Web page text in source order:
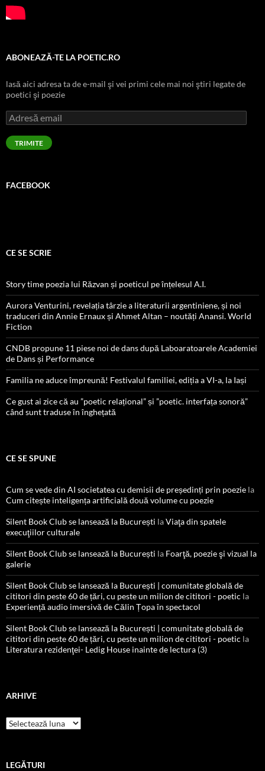
ABONEAZĂ-TE LA POETIC.RO
lasă aici adresa ta de e-mail şi vei primi cele mai noi ştiri legate de
poetici şi poezie
Adresă
email
TRIMITE
FACEBOOK
CE SE SCRIE
Story time poezia lui Răzvan și poeticul pe înțelesul A.I.
Aurora Venturini, revelația târzie a literaturii argentiniene, și noi
traduceri din Annie Ernaux și Ahmet Altan – noutăți Anansi. World
Fiction
CNDB propune 11 piese noi de dans după Laboaratoarele Academiei
de Dans și Performance
Familia ne aduce împreună! Festivalul familiei, ediția a VI-a, la Iași
Ce gust ai zice că au ”poetic relațional” și ”poetic. interfața sonoră”
când sunt traduse în înghețată
CE SE SPUNE
Cum se vede din AI societatea cu demisii de președinți prin poezie la
Cum citește inteligența artificială două volume cu poezie
Silent Book Club se lansează la București laViaţa din spatele
execuţiilor culturale
Silent Book Club se lansează la București la Foarţă, poezie şi vizual la
galerie
Silent Book Club se lansează la București | comunitate globală de
cititori din peste 60 de țări, cu peste un milion de cititori - poetic la
Experiență audio imersivă de Călin Țopa în spectacol
Silent Book Club se lansează la București | comunitate globală de
cititori din peste 60 de țări, cu peste un milion de cititori - poetic la
Literatura rezidenţei- Ledig House inainte de lectura (3)
ARHIVE
Arhive
LEGĂTURI